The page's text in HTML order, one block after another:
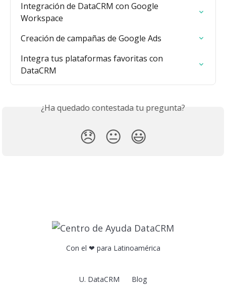
Integración de DataCRM con Google
Workspace
Creación de campañas de Google Ads
Integra tus plataformas favoritas con
DataCRM
¿Ha quedado contestada tu pregunta?
😞 😐 😃
Con el ❤ para Latinoamérica
U. DataCRM Blog